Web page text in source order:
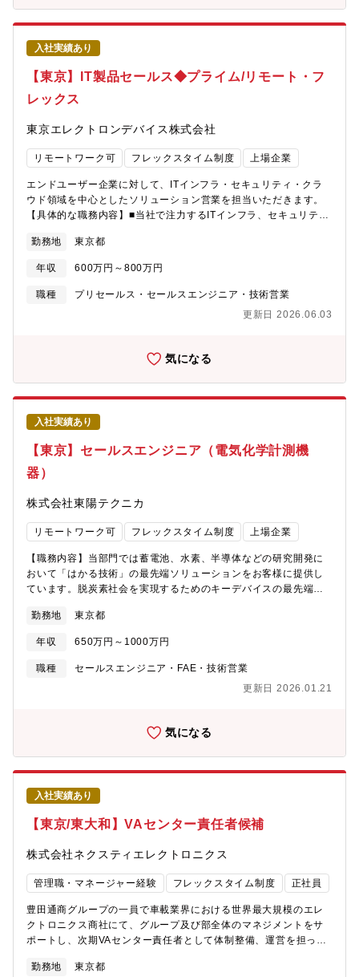
ど）国内代理店として20年以上の販売・サポート実績を有し、 十
分な検証環境と最先端のソリューション検証を行える環境があり
ます。※Thales社：電子機器とシステムを提供するフランス企
業。 航空宇宙、防衛、セキュリティの事業を世界で展開していま
す。同社はThales社製品の国内代理店として20年以上の販売・サ
ポート実績を有し、充実した検証環境と最先端ソリューションの
検証体制を完備しています。【働き方】■リモートメイン※業務必
す。■フレックス■出張 有※お客様先での構築作業として、年に
数回程度は首都圏以遠への短期出張がございます。■平均残業時
間 20.8時間（全社平均）■有給休暇の平均取得日数 14.9日
にビジネスに参画できる、自由でフラットな社風です。・階層
別・職種別研修や語学研修など、社員の成長を支援する充実した
研修制度があります。・社員の多くは中途入社であり、風土・待
遇の両面で中途入社のハンデは一切ありませんので、安心してご
り扱い、最新のセキュリティ関連技術を習得することが出来ま
を果たして使われていることに対して大きな満足感を味わえま
す。■製品はアプライアンス、及びサーバーへの組み込みモジュー
げることができるやりがいのある業務となります。
入社実績あり
【東京】IT製品セールス◆プライム/リモート・フ
レックス
東京エレクトロンデバイス株式会社
リモートワーク可 フレックスタイム制度 上場企業
エンドユーザー企業に対して、ITインフラ・セキュリティ・クラ
ウド領域を中心としたソリューション営業を担当いただきます。
【具体的な職務内容】■当社で注力するITインフラ、セキュリティ
ールス活動全般（製品紹介・セミナー・採用要件のヒアリング、
受注、売上）※取扱製品がすべて海外製品のため、仕入先メーカ
ーとのやりとりで英語を使用する場合があります。苦手意識がな
ければ実務を通して英語力をアップできるチャンスがあります
ス強化のため【組織構成】CN営業本部 アカウント営業部(直接
可■フレックス■平均残業時間 20.8時間（全社平均）■有給休暇
の平均取得日数 14.9日（全社平均）【働く環境】■風通しが良
く、若手社員でも積極的にビジネスに参画できる、自由でフラッ
トな社風です。■階層別・職種別研修や語学研修など、社員の成長
を支援する充実した研修制度があります。■社員の多くは中途入社
であり、風土・待遇の両面で中途入社のハンデは一切ありません
ので、安心してご活躍いただけます。【同社の特徴】■海外製品を
中心に、最先端技術を生かした様々な製品を取り扱っています。■
お客様としてはデータセンター・メーカー・エンタープライズ・
品販売、技術提案・システム構築・保守サポートまで社内で一環
して行っております。
勤務地 東京都
年収 600万円～800万円
職種
プリセールス・セールスエンジニア・技術営業
更新日 2026.06.03
気になる
入社実績あり
【東京】セールスエンジニア（電気化学計測機
器）
株式会社東陽テクニカ
リモートワーク可 フレックスタイム制度 上場企業
【職務内容】当部門では蓄電池、水素、半導体などの研究開発に
おいて「はかる技術」の最先端ソリューションをお客様に提供し
ています。脱炭素社会を実現するためのキーデバイスの最先端分
全般を主体的に実施していただきます。具体的には自動車メーカ
ー、電池メーカー、材料メーカーおよび大学・研究機関の研究者
に向けて製品紹介、見積作成、デモ測定、納品、取扱説明等の技
術営業を実施していただきます。創意工夫しながらさらに上の目
勤務地 東京都
年収 650万円～1000万円
職種
セールスエンジニア・FAE・技術営業
更新日 2026.01.21
気になる
入社実績あり
【東京/東大和】VAセンター責任者候補
株式会社ネクスティエレクトロニクス
管理職・マネージャー経験 フレックスタイム制度 正社員
豊田通商グループの一員で車載業界における世界最大規模のエレ
クトロニクス商社にて、グループ及び部全体のマネジメントをサ
ポートし、次期VAセンター責任者として体制整備、運営を担って
て半導体、電子部品などの検査、選別、評価、加工、解析など
勤務地 東京都